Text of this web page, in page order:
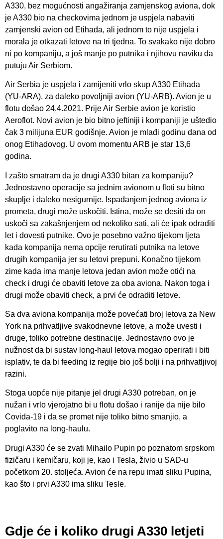
A330, bez mogućnosti angažiranja zamjenskog aviona, dok
je A330 bio na checkovima jednom je uspjela nabaviti
zamjenski avion od Etihada, ali jednom to nije uspjela i
morala je otkazati letove na tri tjedna. To svakako nije dobro
ni po kompaniju, a još manje po putnika i njihovu naviku da
putuju Air Serbiom.
Air Serbia je uspjela i zamijeniti vrlo skup A330 Etihada
(YU-ARA), za daleko povoljniji avion (YU-ARB). Avion je u
flotu došao 24.4.2021. Prije Air Serbie avion je koristio
Aeroflot. Novi avion je bio bitno jeftiniji i kompaniji je uštedio
čak 3 milijuna EUR godišnje. Avion je mlađi godinu dana od
onog Etihadovog. U ovom momentu ARB je star 13,6
godina.
I zašto smatram da je drugi A330 bitan za kompaniju?
Jednostavno operacije sa jednim avionom u floti su bitno
skuplje i daleko nesigurnije. Ispadanjem jednog aviona iz
prometa, drugi može uskočiti. Istina, može se desiti da on
uskoči sa zakašnjenjem od nekoliko sati, ali će ipak odraditi
let i dovesti putnike. Ovo je posebno važno tijekom ljeta
kada kompanija nema opcije rerutirati putnika na letove
drugih kompanija jer su letovi prepuni. Konačno tijekom
zime kada ima manje letova jedan avion može otići na
check i drugi će obaviti letove za oba aviona. Nakon toga i
drugi može obaviti check, a prvi će odraditi letove.
Sa dva aviona kompanija može povećati broj letova za New
York na prihvatljive svakodnevne letove, a može uvesti i
druge, toliko potrebne destinacije. Jednostavno ovo je
nužnost da bi sustav long-haul letova mogao operirati i biti
isplativ, te da bi feeding iz regije bio još bolji i na prihvatljivoj
razini.
Stoga uopće nije pitanje jel drugi A330 potreban, on je
nužan i vrlo vjerojatno bi u flotu došao i ranije da nije bilo
Covida-19 i da se promet nije toliko bitno smanjio, a
poglavito na long-haulu.
Drugi A330 će se zvati Mihailo Pupin po poznatom srpskom
fizičaru i kemičaru, koji je, kao i Tesla, živio u SAD-u
početkom 20. stoljeća. Avion će na repu imati sliku Pupina,
kao što i prvi A330 ima sliku Tesle.
Gdje će i koliko drugi A330 letjeti